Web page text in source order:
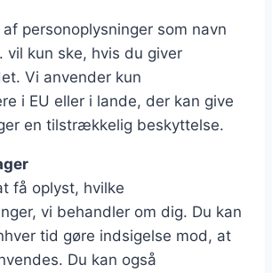
personoplysninger som navn
vil kun ske, hvis du giver
Vi anvender kun
i EU eller i lande, der kan give
en tilstrækkelig beskyttelse.
få oplyst, hvilke
vi behandler om dig. Du kan
tid gøre indsigelse mod, at
Du kan også